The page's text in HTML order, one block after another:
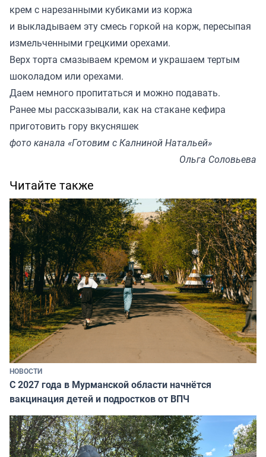
крем с нарезанными кубиками из коржа
и выкладываем эту смесь горкой на корж, пересыпая
измельченными грецкими орехами.
Верх торта смазываем кремом и украшаем тертым
шоколадом или орехами.
Даем немного пропитаться и можно подавать.
Ранее мы рассказывали, как на стакане кефира
приготовить гору вкусняшек
фото канала «Готовим с Калниной Натальей»
Ольга Соловьева
Читайте также
НОВОСТИ
С 2027 года в Мурманской области начнётся
вакцинация детей и подростков от ВПЧ